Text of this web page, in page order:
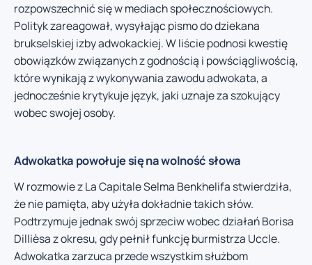
rozpowszechnić się w mediach społecznościowych.
Polityk zareagował, wysyłając pismo do dziekana
brukselskiej izby adwokackiej. W liście podnosi kwestię
obowiązków związanych z godnością i powściągliwością,
które wynikają z wykonywania zawodu adwokata, a
jednocześnie krytykuje język, jaki uznaje za szokujący
wobec swojej osoby.
Adwokatka powołuje się na wolność słowa
W rozmowie z La Capitale Selma Benkhelifa stwierdziła,
że nie pamięta, aby użyła dokładnie takich słów.
Podtrzymuje jednak swój sprzeciw wobec działań Borisa
Dillièsa z okresu, gdy pełnił funkcję burmistrza Uccle.
Adwokatka zarzuca przede wszystkim służbom